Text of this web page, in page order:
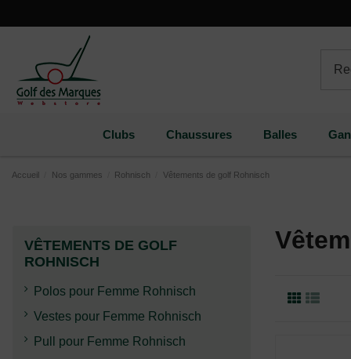
Clubs Chaussures Balles
Accueil Nos gammes Rohnisch Vêtements de golf Rohnisch
VÊTEMENTS DE GOLF
ROHNISCH
Polos pour Femme Rohnisch
Vestes pour Femme Rohnisch
Pull pour Femme Rohnisch